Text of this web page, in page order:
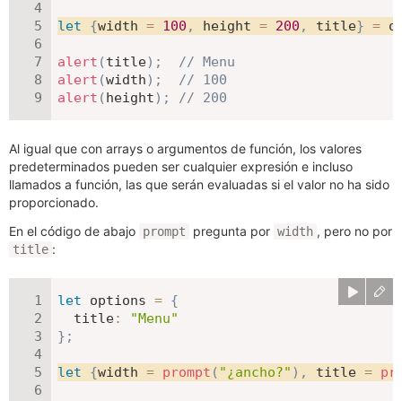
let {width = 100 , height = 200 , title} =
alert (title) ;
// Menu
alert (width) ;
// 100
alert (height) ; // 200
Al igual que con arrays o argumentos de función, los valores
predeterminados pueden ser cualquier expresión e incluso
llamados a función, las que serán evaluadas si el valor no ha sido
proporcionado.
En el código de abajo prompt pregunta por width , pero no por
title :
let options = {
title:
"Menu"
} ;
let {width = prompt ( "¿ancho?" ) , title =